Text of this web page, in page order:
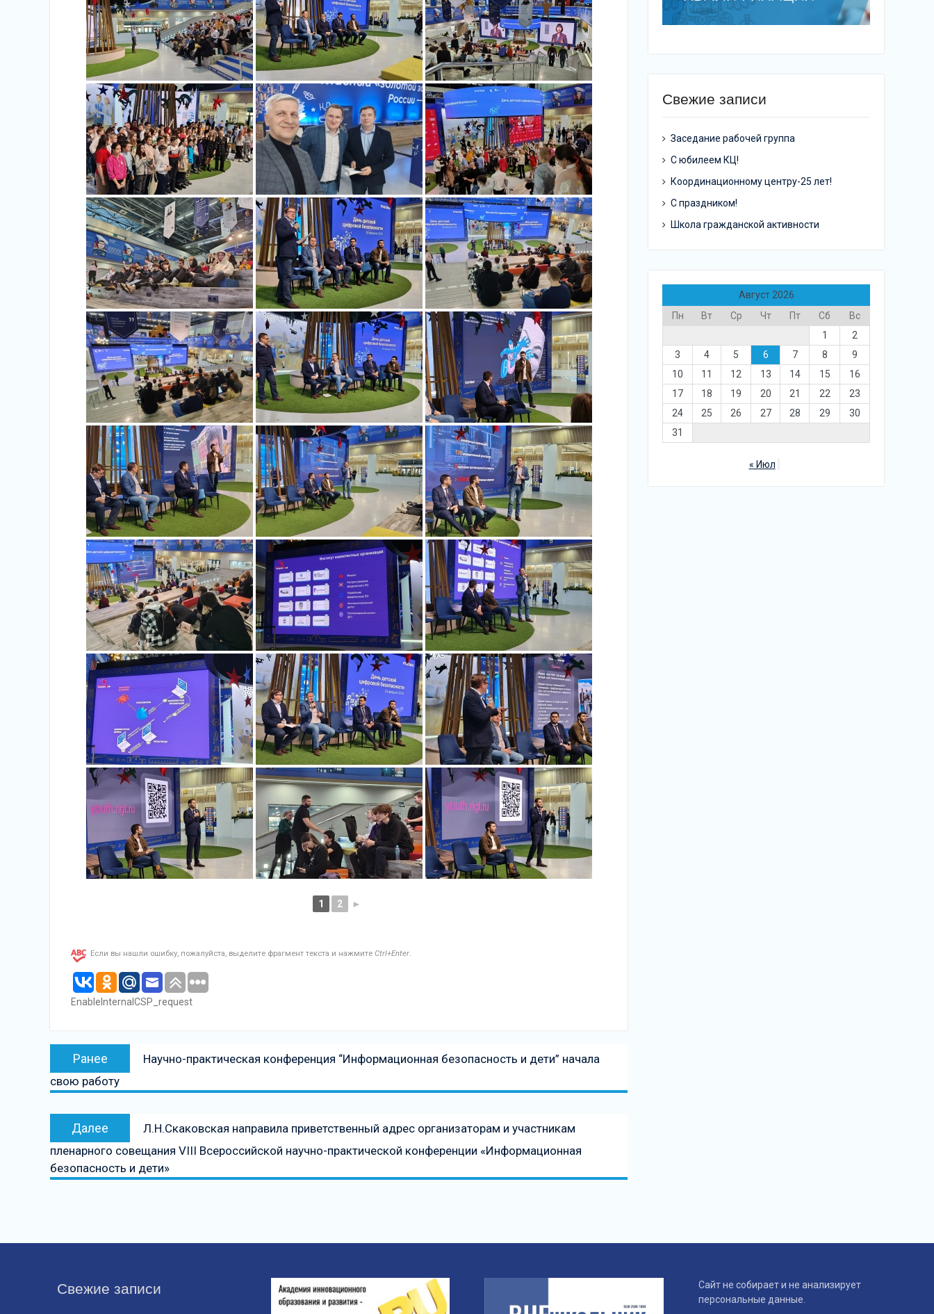
1 2 ►
Если вы нашли ошибку, пожалуйста, выделите фрагмент текста и нажмите Ctrl+Enter.
EnableInternalCSP_request
Навигация
записям
Ранее
запись:
Научно-практическая конференция “Информационная безопасность и дети” начала
свою работу
Далее
запись
Л.Н.Скаковская направила приветственный адрес организаторам и участникам
пленарного совещания VIII Всероссийской научно-практической конференции «Информационная
безопасность и дети»
Свежие записи
Заседание рабочей группа
С юбилеем КЦ!
Координационному центру-25 лет!
С праздником!
Школа гражданской активности
Август 2026
Пн
Вт Ср Чт Пт Сб
Вс
1
2
3
4 5 6 7 8
9
10
11 12 13 14 15
16
17
18 19 20 21 22
23
24
25 26 27 28 29
30
31
« Июл
Свежие записи
Сайт не собирает и не анализирует
персональные данные.